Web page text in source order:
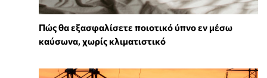
Πώς θα εξασφαλίσετε ποιοτικό ύπνο εν μέσω
καύσωνα, χωρίς κλιματιστικό